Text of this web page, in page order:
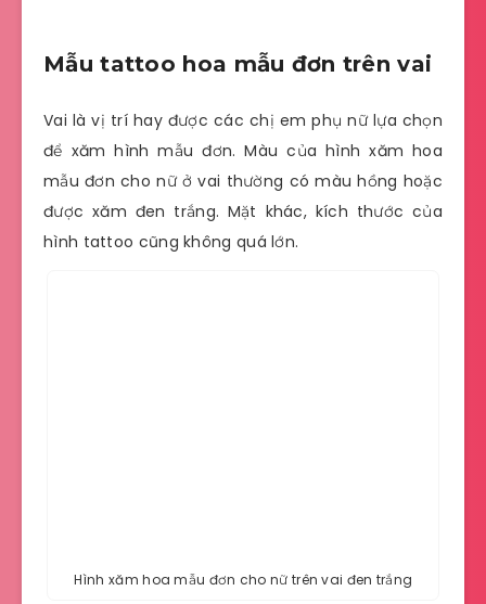
Mẫu tattoo hoa mẫu đơn trên vai
Vai là vị trí hay được các chị em phụ nữ lựa chọn
để xăm hình mẫu đơn. Màu của hình xăm hoa
mẫu đơn cho nữ ở vai thường có màu hồng hoặc
được xăm đen trắng. Mặt khác, kích thước của
hình tattoo cũng không quá lớn.
Hình xăm hoa mẫu đơn cho nữ trên vai đen trắng